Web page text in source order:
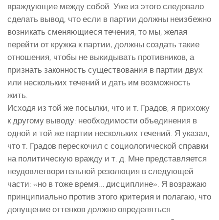
враждующие между собой. Уже из этого следовало
сделать вывод, что если в партии должны неизбежно
возникать сменяющиеся течения, то мы, желая
перейти от кружка к партии, должны создать такие
отношения, чтобы не выкидывать противников, а
признать законность существования в партии двух
или нескольких течений и дать им возможность
жить.
Исходя из той же посылки, что и т. Градов, я прихожу
к другому выводу: необходимости объединения в
одной и той же партии нескольких течений. Я указал,
что т. Градов перескочил с социологической справки
на политическую вражду и т. д. Мне представляется
неудовлетворительной резолюция в следующей
части: «но в тоже время… дисциплине». Я возражаю
принципиально против этого критерия и полагаю, что
допущение оттенков должно определяться